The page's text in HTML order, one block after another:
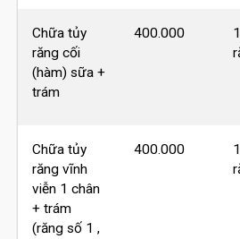
Chữa tủy
răng cối
(hàm) sữa +
trám
400.000
1
Chữa tủy
răng vĩnh
viễn 1 chân
+ trám
(răng số 1 ,
400.000
1